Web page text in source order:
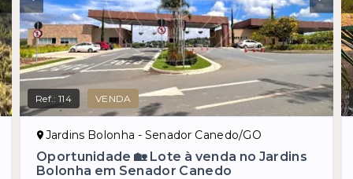
Ref.:114 VENDA
Jardins Bolonha - Senador Canedo/GO
Oportunidade 🏡 Lote à venda no Jardins
Bolonha em Senador Canedo